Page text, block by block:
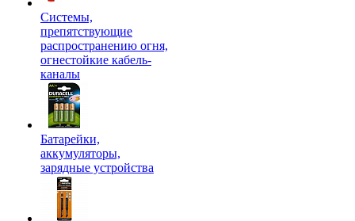
Системы,
препятствующие
распространению огня,
огнестойкие кабель-
каналы
Батарейки,
аккумуляторы,
зарядные устройства